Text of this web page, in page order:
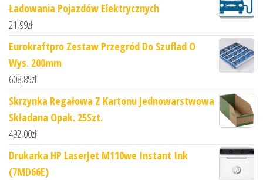
Ładowania Pojazdów Elektrycznych
21,99zł
Eurokraftpro Zestaw Przegród Do Szuflad O
Wys. 200mm
608,85zł
Skrzynka Regałowa Z Kartonu Jednowarstwowa
Składana Opak. 25Szt.
492,00zł
Drukarka HP LaserJet M110we Instant Ink
(7MD66E)